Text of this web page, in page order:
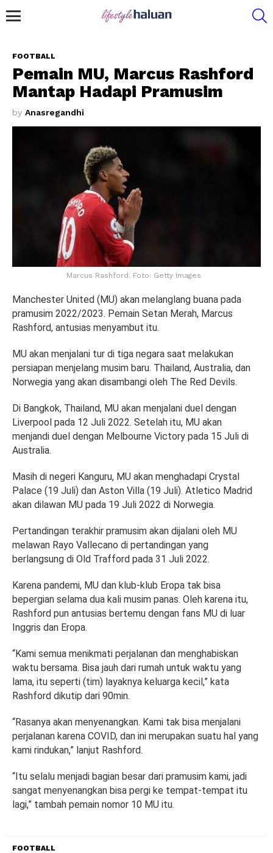
FOOTBALL
Pemain MU, Marcus Rashford
Mantap Hadapi Pramusim
by Anasregandhi
Marcus Rashford. Foto: Getty Images
Manchester United (MU) akan melanglang buana pada
pramusim 2022/2023. Pemain Setan Merah, Marcus
Rashford, antusias menyambut itu.
MU akan menjalani tur di tiga negara saat melakukan
persiapan menjelang musim baru. Thailand, Australia, dan
Norwegia yang akan disambangi oleh The Red Devils.
Di Bangkok, Thailand, MU akan menjalani duel dengan
Liverpool pada 12 Juli 2022. Setelah itu, MU akan
menjandi duel dengan Melbourne Victory pada 15 Juli di
Australia.
Masih di negeri Kanguru, MU akan menghadapi Crystal
Palace (19 Juli) dan Aston Villa (19 Juli). Atletico Madrid
akan dilawan MU pada 19 Juli 2022 di Norwegia.
Pertandingan terakhir pramusim akan dijalani oleh MU
melawan Rayo Vallecano di pertandingan yang
berlangsung di Old Trafford pada 31 Juli 2022.
Karena pandemi, MU dan klub-klub Eropa tak bisa
bepergian selama dua kali musim panas. Oleh karena itu,
Rashford pun antusias bertemu dengan fans MU di luar
Inggris dan Eropa.
“Kami semua menikmati perjalanan dan menghabiskan
waktu bersama. Bisa jauh dari rumah untuk waktu yang
lama, itu seperti (tim) layaknya keluarga kecil,” kata
Rashford dikutip dari 90min.
“Rasanya akan menyenangkan. Kami tak bisa menjalani
perjalanan karena COVID, dan ini merupakan suatu hal yang
kami rindukan,” lanjut Rashford.
“Itu selalu menjadi bagian besar dari pramusim kami, jadi
sangat menyenangkan bisa pergi ke tempat-tempat itu
lagi,” tambah pemain nomor 10 MU itu.
FOOTBALL